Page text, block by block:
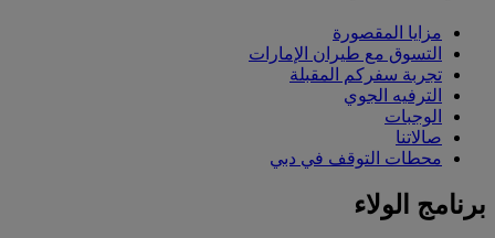
مزايا المقصورة
التسوق مع طيران الإمارات
تجربة سفركم المقبلة
الترفيه الجوي
الوجبات
صالاتنا
محطات التوقف في دبي
برنامج الولاء